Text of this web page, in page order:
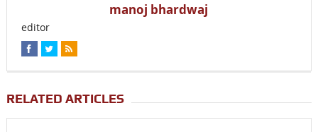
manoj bhardwaj
editor
RELATED ARTICLES